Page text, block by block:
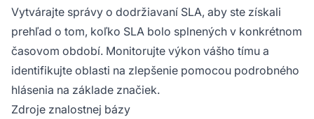
Vytvárajte správy o dodržiavaní SLA, aby ste získali
prehľad o tom, koľko SLA bolo splnených v konkrétnom
časovom období. Monitorujte výkon vášho tímu a
identifikujte oblasti na zlepšenie pomocou podrobného
hlásenia na základe značiek.
Zdroje znalostnej bázy